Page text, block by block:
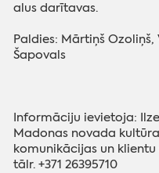
alus darītavas.
Paldies: Mārtiņš
Šapovals
Informāciju ievietoja:
‌Madonas novada
‌komunikācijas un
‌tālr. +371 26395710